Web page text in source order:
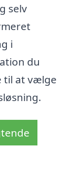
selv
i
du
til at vælge